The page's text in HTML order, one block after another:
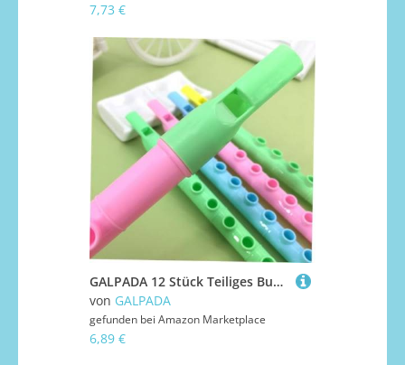
7,73 €
GALPADA 12 Stück Teiliges Bunte Mini Blockflöten für Leichte Anfängerflöten zum Musiklernen und Handkoordinationstraining Zufällige Farben für Junge Mädchen Zufällige Farbe
von GALPADA
gefunden bei Amazon Marketplace
6,89 €